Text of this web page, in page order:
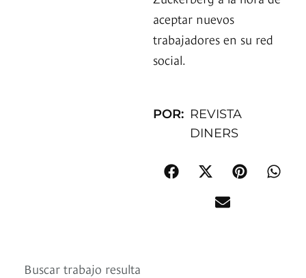
aceptar nuevos
trabajadores en su red
social.
POR: REVISTA
DINERS
Buscar trabajo resulta